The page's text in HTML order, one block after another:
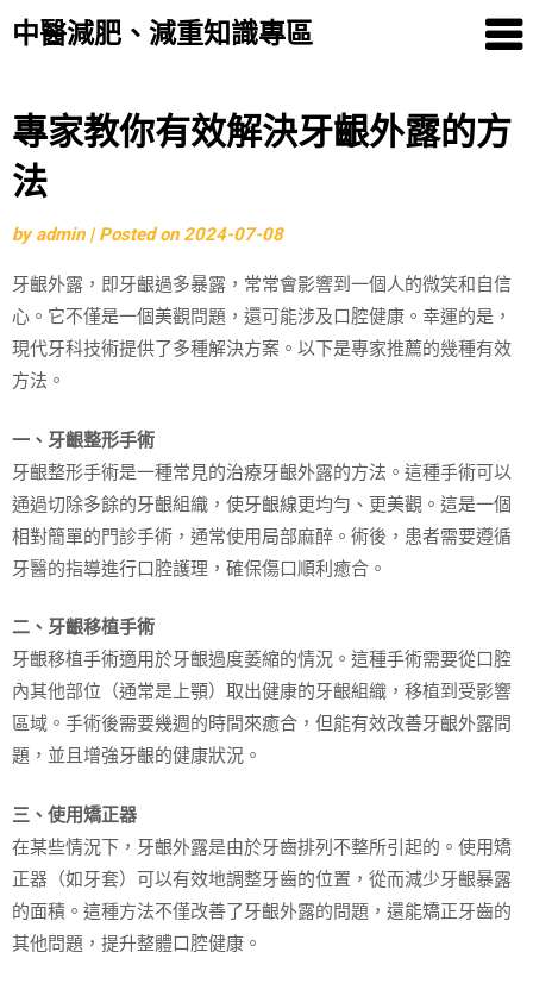
中醫減肥、減重知識專區
Skip
to
content
專家教你有效解決牙齦外露的方
法
byadmin | Posted on2024-07-08
牙齦外露，即牙齦過多暴露，常常會影響到一個人的微笑和自信
心。它不僅是一個美觀問題，還可能涉及口腔健康。幸運的是，
現代牙科技術提供了多種解決方案。以下是專家推薦的幾種有效
方法。
一、牙齦整形手術
牙齦整形手術是一種常見的治療牙齦外露的方法。這種手術可以
通過切除多餘的牙齦組織，使牙齦線更均勻、更美觀。這是一個
相對簡單的門診手術，通常使用局部麻醉。術後，患者需要遵循
牙醫的指導進行口腔護理，確保傷口順利癒合。
二、牙齦移植手術
牙齦移植手術適用於牙齦過度萎縮的情況。這種手術需要從口腔
內其他部位（通常是上顎）取出健康的牙齦組織，移植到受影響
區域。手術後需要幾週的時間來癒合，但能有效改善牙齦外露問
題，並且增強牙齦的健康狀況。
三、使用矯正器
在某些情況下，牙齦外露是由於牙齒排列不整所引起的。使用矯
正器（如牙套）可以有效地調整牙齒的位置，從而減少牙齦暴露
的面積。這種方法不僅改善了牙齦外露的問題，還能矯正牙齒的
其他問題，提升整體口腔健康。